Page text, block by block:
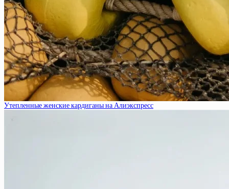
Утепленные женские кардиганы на Алиэкспресс